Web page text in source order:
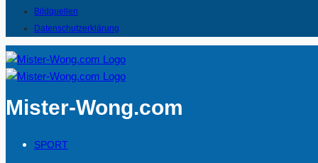
Bildquellen
Datenschutzerklärung
Mister-Wong.com
SPORT